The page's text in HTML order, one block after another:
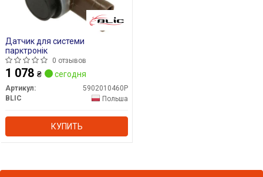
Датчик для системи
парктронік
0 отзывов
1 078 ₴ сегодня
Артикул:
5902010460P
BLIC
Польша
КУПИТЬ